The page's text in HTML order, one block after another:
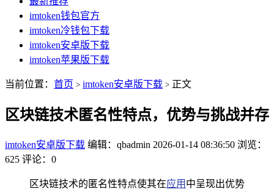
imtoken钱包官方
imtoken冷钱包下载
imtoken安卓版下载
imtoken苹果版下载
当前位置： 首页 > imtoken安卓版下载 > 正文
区块链技术匿名性特点，优势与挑战并存
imtoken安卓版下载 编辑：qbadmin 2026-01-14 08:36:50 浏览：
625 评论：0
区块链技术的匿名性特点使其在应用 中呈现出优势